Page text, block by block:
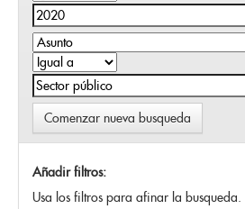
Comenzar nueva busqueda
Añadir filtros:
Usa los filtros para afinar la busqueda.